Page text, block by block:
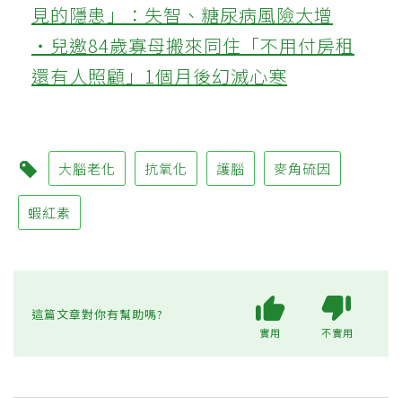
見的隱患」：失智、糖尿病風險大增
‧兒邀84歲寡母搬來同住「不用付房租
還有人照顧」1個月後幻滅心寒
大腦老化 抗氧化 護腦 麥角硫因
蝦紅素
這篇文章對你有幫助嗎?
實用 不實用